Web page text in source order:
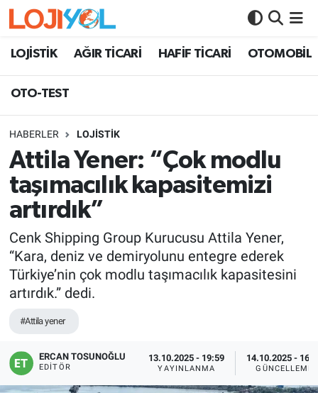
LOJİSTİK AĞIR TİCARİ HAFİF TİCARİ OTOMOBİL
OTO-TEST
HABERLER LOJİSTİK
Attila Yener: “Çok modlu
taşımacılık kapasitemizi
artırdık”
Cenk Shipping Group Kurucusu Attila Yener,
“Kara, deniz ve demiryolunu entegre ederek
Türkiye’nin çok modlu taşımacılık kapasitesini
artırdık.” dedi.
#Attila yener
ERCAN TOSUNOĞLU
EDITÖR
13.10.2025 - 19:59
YAYINLANMA
14.10.2025 -
GÜNCELLEME
OTO-TEST